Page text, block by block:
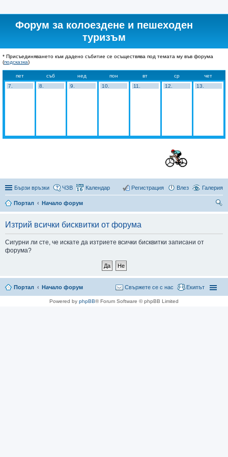
Форум за колоездене и пешеходен
туризъм
* Присъединяването към дадено събитие се осъществява под темата му във форума
(подсказка)
пет съб нед пон вт ср
чет
7.
8. 9. 10. 11. 12. 13.
Бързи връзки Галерия
ЧЗВ Календар Влез
Регистрация
Портал
Начало форум
Изтрий всички бисквитки от форума
Сигурни ли сте, че искате да изтриете всички бисквитки записани от
форума?
Портал Начало форум Екипът
Свържете се с нас
Powered by phpBB® Forum Software © phpBB Limited